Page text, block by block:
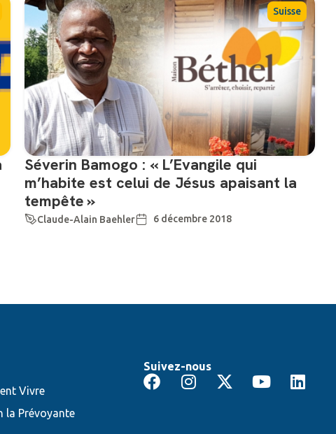
Suisse
Séverin Bamogo : « L’Evangile qui
m’habite est celui de Jésus apaisant la
tempête »
Claude-Alain Baehler 6 décembre 2018
Vivre
la Prévoyante
Suivez-nous